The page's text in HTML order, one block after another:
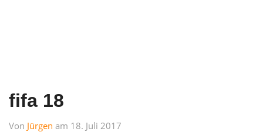
fifa 18
Von Jürgen am 18. Juli 2017